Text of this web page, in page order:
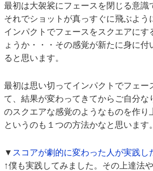
最初は大袈裟にフェースを閉じる意識
それでショットが真っすぐに飛ぶよう
インパクトでフェースをスクエアにす
ょうか・・・その感覚が新たに身に付
ると思います。
最初は思い切ってインパクトでフェー
て、結果が変わってきてからご自分な
のスクエアな感覚のようなものを作り
というのも１つの方法かなと思います。
▼ スコアが劇的に変わった人が実践し
↑僕も実践してみました。その上達法